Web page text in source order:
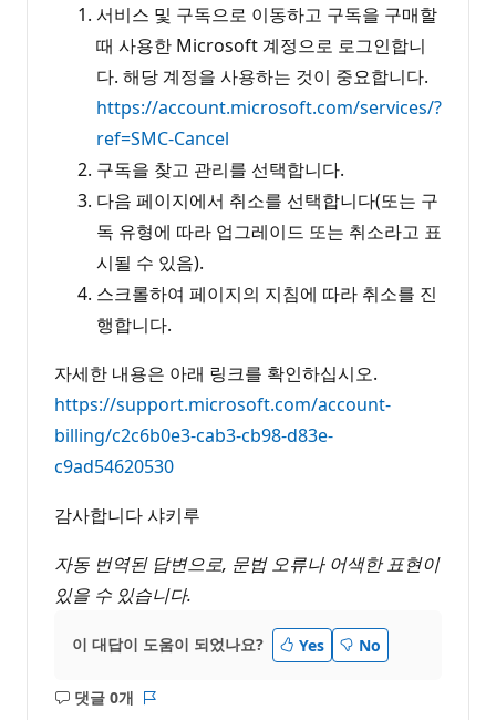
서비스 및 구독으로 이동하고 구독을 구매할
때 사용한 Microsoft 계정으로 로그인합니
다. 해당 계정을 사용하는 것이 중요합니다.
https://account.microsoft.com/services/?
ref=SMC-Cancel
구독을 찾고 관리를 선택합니다.
다음 페이지에서 취소를 선택합니다(또는 구
독 유형에 따라 업그레이드 또는 취소라고 표
시될 수 있음).
스크롤하여 페이지의 지침에 따라 취소를 진
행합니다.
자세한 내용은 아래 링크를 확인하십시오.
https://support.microsoft.com/account-
billing/c2c6b0e3-cab3-cb98-d83e-
c9ad54620530
감사합니다 샤키루
자동 번역된 답변으로, 문법 오류나 어색한 표현이
있을 수 있습니다.
이 대답이 도움이 되었나요? Yes No
댓글 0개
설